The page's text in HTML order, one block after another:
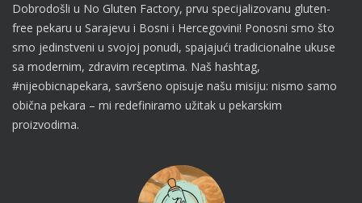
Dobrodošli u No Gluten Factory, prvu specijalizovanu gluten-
free pekaru u Sarajevu i Bosni i Hercegovini! Ponosni smo što
smo jedinstveni u svojoj ponudi, spajajući tradicionalne ukuse
sa modernim, zdravim receptima. Naš hashtag,
#nijeobicnapekara, savršeno opisuje našu misiju: nismo samo
obična pekara – mi redefiniramo užitak u pekarskim
proizvodima.